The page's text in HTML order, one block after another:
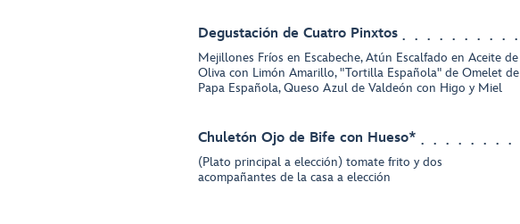
Degustación de Cuatro Pinxtos
Mejillones Fríos en Escabeche, Atún Escalfado en Aceite de
Oliva con Limón Amarillo, "Tortilla Española" de Omelet de
Papa Española, Queso Azul de Valdeón con Higo y Miel
Chuletón Ojo de Bife con Hueso*
(Plato principal a elección) tomate frito y dos
acompañantes de la casa a elección